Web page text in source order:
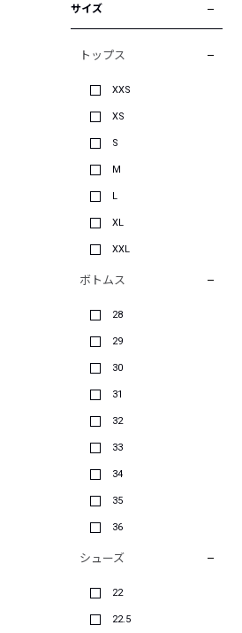
サイズ
トップス
XXS
XS
S
M
L
XL
XXL
ボトムス
28
29
30
31
32
33
34
35
36
シューズ
22
22.5